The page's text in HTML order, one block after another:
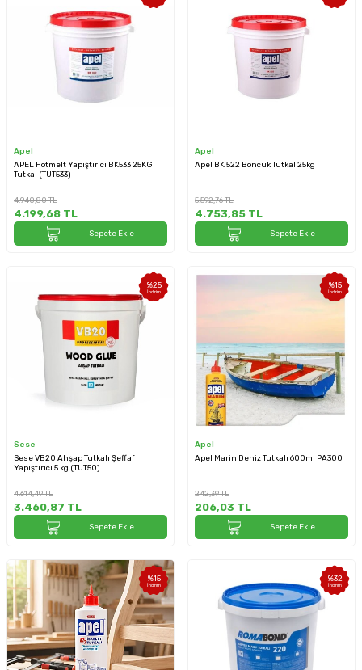
Apel
APEL Hotmelt Yapıştırıcı BK533 25KG
Tutkal (TUT533)
4.940,80TL
4.199,68 TL
Sepete Ekle
Apel
Apel BK 522 Boncuk Tutkal 25kg
5.592,76TL
4.753,85 TL
Sepete Ekle
%25
İndirim
Sese
Sese VB20 Ahşap Tutkalı Şeffaf
Yapıştırıcı 5 kg (TUT50)
4.614,49TL
3.460,87 TL
Sepete Ekle
%15
İndirim
Apel
Apel Marin Deniz Tutkalı 600ml PA300
242,39TL
206,03 TL
Sepete Ekle
%15
İndirim
%32
İndirim